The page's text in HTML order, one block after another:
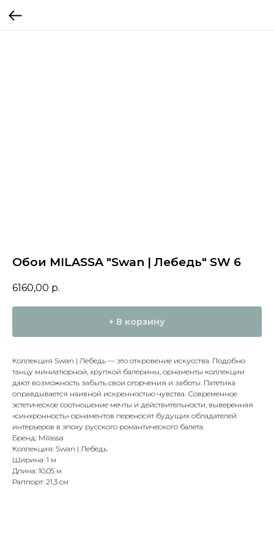
Обои MILASSA "Swan | Лебедь" SW 6
6160,00 р.
+ В корзину
Коллекция Swan | Лебедь — это откровение искусства. Подобно
танцу миниатюрной, хрупкой балерины, орнаменты коллекции
дают возможность забыть свои огорчения и заботы. Патетика
оправдывается наивной искренностью чувства. Современное
эстетическое соотношение мечты и действительности, выверенная
«синхронность» орнаментов переносят будущих обладателей
интерьеров в эпоху русского романтического балета.
Бренд: Milassa
Коллекция: Swan | Лебедь
Ширина: 1 м
Длина: 10,05 м
Раппорт: 21,3 см